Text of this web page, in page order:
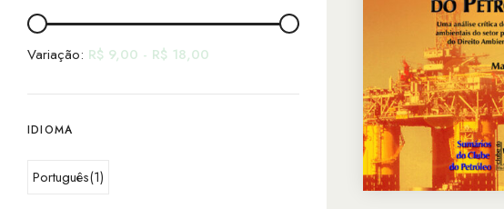
Variação: R$ 9,00 - R$ 18,00
IDIOMA
Português(1)